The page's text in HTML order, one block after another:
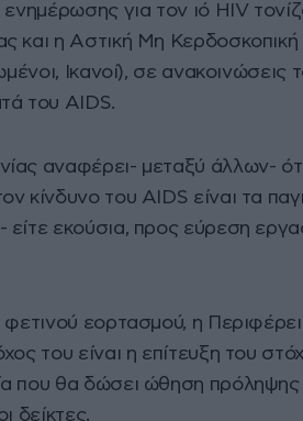
για τον ιό HIV
και η Αστική Μη Κερδοσκοπική
Ικανοί), σε ανακοινώσεις
του AIDS.
αναφέρει- μεταξύ άλλων-
κίνδυνο του AIDS είναι τα
εκούσια, προς εύρεση
εορτασμού, η
του είναι η επίτευξη του
που θα δώσει ώθηση πρόληψης
δείκτες.